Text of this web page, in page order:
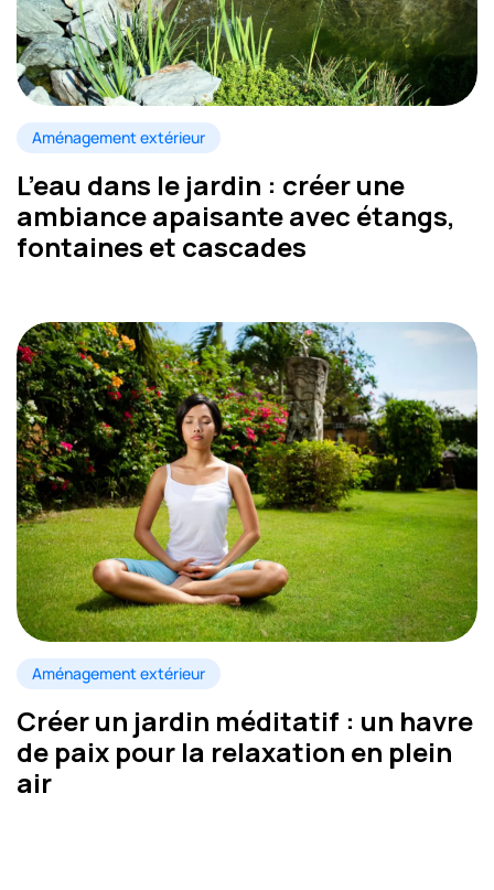
Aménagement extérieur
L’eau dans le jardin : créer une
ambiance apaisante avec étangs,
fontaines et cascades
Aménagement extérieur
Créer un jardin méditatif : un havre
de paix pour la relaxation en plein
air